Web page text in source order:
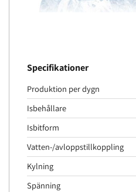
Specifikationer
Produktion per dygn
Isbehållare
Isbitform
Vatten-/avloppstillkoppling
Kylning
Spänning